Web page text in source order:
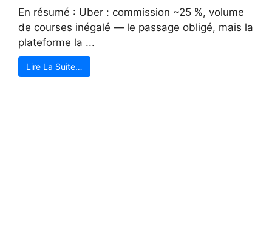
En résumé : Uber : commission ~25 %, volume
de courses inégalé — le passage obligé, mais la
plateforme la ...
Lire La Suite…